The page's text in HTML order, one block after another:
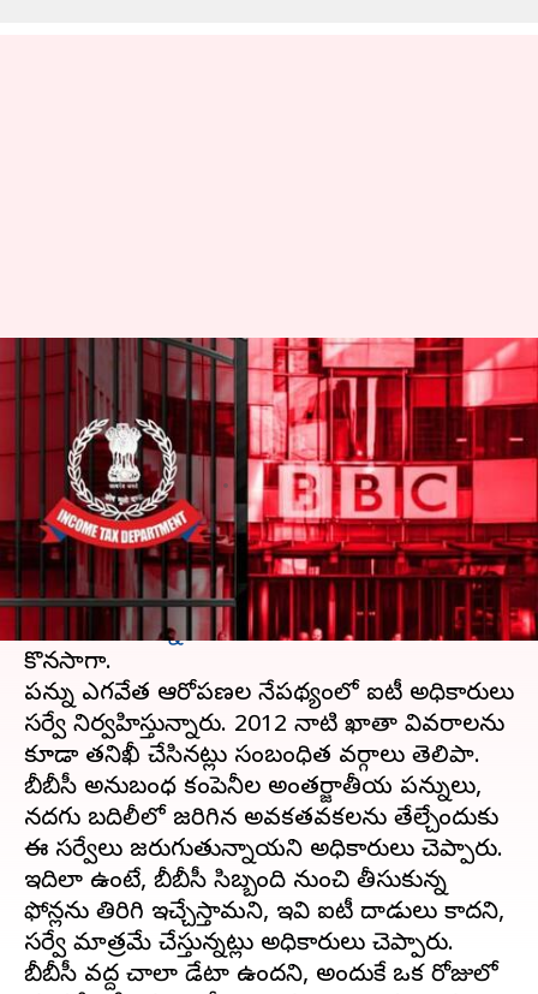
బీబీసీ కార్యాలయాల్లో రెండోరోజు
కొనసాగుతున్న ఆదాయపు పన్నుశాఖ
సోదాలు
Stalin Feb 15, 2023 05:10 pm
ఈ వార్తాకథనం ఏంటి
ముంబయి, దిల్లీలోబీబీసీకి చెందిన కార్యాలయాల్లో
ఆదాయపు పన్ను శాఖ సోదాలుబుధవారం కూడా
కొనసాగాయి.
పన్ను ఎగవేత ఆరోపణల నేపథ్యంలో ఐటీ అధికారులు
సర్వే నిర్వహిస్తున్నారు. 2012 నాటి ఖాతా వివరాలను
కూడా తనిఖీ చేసినట్లు సంబంధిత వర్గాలు తెలిపాయి.
బీబీసీ అనుబంధ కంపెనీల అంతర్జాతీయ పన్నులు,
నదగు బదిలీలో జరిగిన అవకతవకలను తేల్చేందుకు
ఈ సర్వేలు జరుగుతున్నాయని అధికారులు చెప్పారు.
ఇదిలా ఉంటే, బీబీసీ సిబ్బంది నుంచి తీసుకున్న
ఫోన్లను తిరిగి ఇచ్చేస్తామని, ఇవి ఐటీ దాడులు కాదని,
సర్వే మాత్రమే చేస్తున్నట్లు అధికారులు చెప్పారు.
బీబీసీ వద్ద చాలా డేటా ఉందని, అందుకే ఒక రోజులో